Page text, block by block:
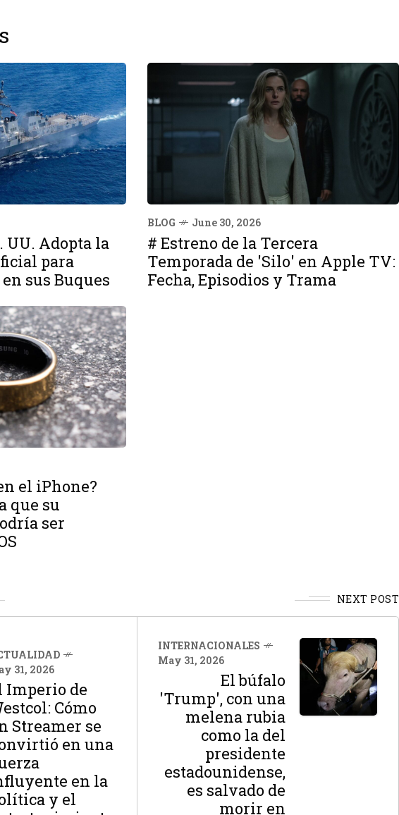
UU. Adopta la
para
sus Buques
BLOG June 30, 2026
# Estreno de la Tercera
Temporada de 'Silo' en Apple TV:
Fecha, Episodios y Trama
el iPhone?
que su
ser
NEXT POST
31, 2026
Imperio de
Cómo
Streamer se
en una
en la
y el
INTERNACIONALES
May 31, 2026
El búfalo
'Trump', con una
melena rubia
como la del
presidente
estadounidense,
es salvado de
morir en